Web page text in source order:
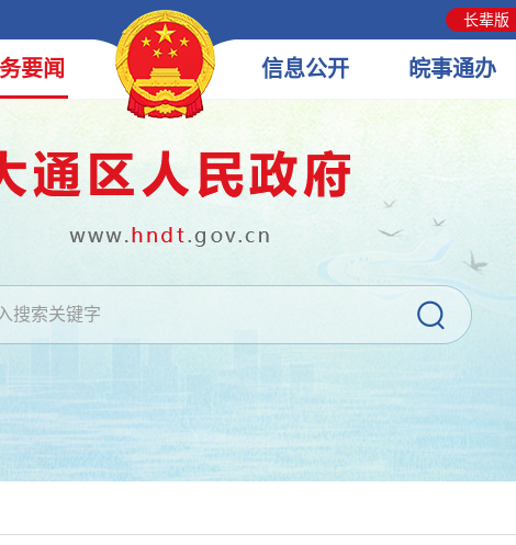
长辈版
要闻 信息公开 皖事通办